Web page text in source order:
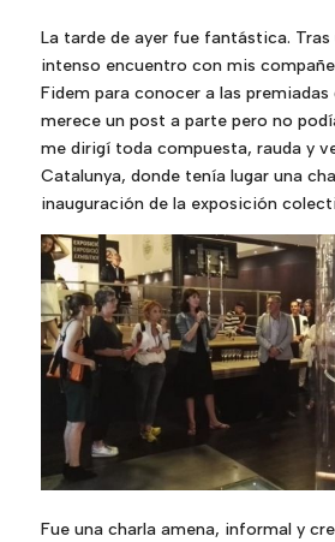
La tarde de ayer fue fantástica. Tras
intenso encuentro con mis
Fidempara conocer a las
merece un post a parte pero no
me dirigí toda compuesta, rauda y
Catalunya, donde tenía lugar una
inauguración de la exposición
Fue una charla amena, informal y